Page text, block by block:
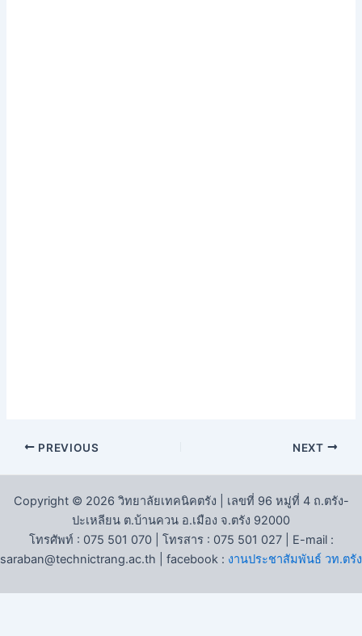
PREVIOUS NEXT
Copyright © 2026 วิทยาลัยเทคนิคตรัง | เลขที่ 96 หมู่ที่ 4 ถ.ตรัง-
ปะเหลียน ต.บ้านควน อ.เมือง จ.ตรัง 92000
โทรศัพท์ : 075 501 070 | โทรสาร : 075 501 027 | E-mail :
saraban@technictrang.ac.th | facebook : งานประชาสัมพันธ์ วท.ตรัง